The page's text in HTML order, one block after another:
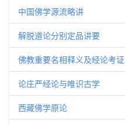
中国佛学源流略讲
解脱道论分别定品讲要
佛教重要名相释义及经论考证
论庄严经论与唯识古学
西藏佛学原论